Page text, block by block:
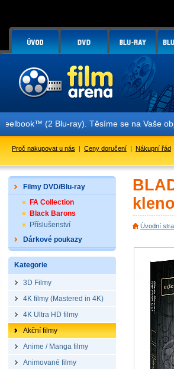
(2 Blu-ray). Těsíme se na Vaše
Proč nakupovat u nás | Ceny doručení | Nákupní řád
Filmy DVD/Blu-ray
FA Collection
Black Barons
Příslušenství
Dárkové poukazy
Kategorie
3D Filmy
4K filmy (Mastered in 4K)
4K Ultra HD filmy
Akční filmy
Anime / Manga filmy
Animované filmy
Úvodní